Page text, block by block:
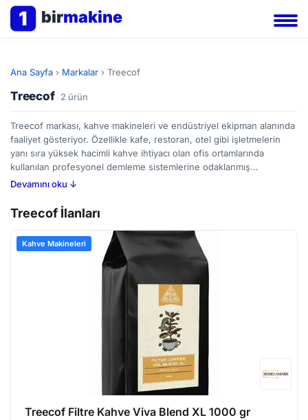
1 birmakine
Ana Sayfa › Markalar › Treecof
Treecof 2 ürün
Treecof markası, kahve makineleri ve endüstriyel ekipman alanında
faaliyet gösteriyor. Özellikle kafe, restoran, otel gibi işletmelerin
yanı sıra yüksek hacimli kahve ihtiyacı olan ofis ortamlarında
kullanılan profesyonel demleme sistemlerine odaklanmış
görünüyor. Treecof'un BirMakine üzerindeki ilanları incelendiğinde,
görmek mümkün. Kahve hazırlama süreçlerinde sıcaklığın kontrolü,
kullanım kolaylığı ve dayanıklılık gibi faktörler alıcılar için belirleyici
olabilir. İkinci el makine almayı düşünenler de BirMakine
platformunda Treecof markasının çeşitli ilanlarını değerlendirerek
bütçelerine uygun seçenekleri araştırabilirler.
Devamını oku ↓
Treecof İlanları
Kahve Makineleri
Treecof Filtre Kahve Viva Blend XL 1000 gr